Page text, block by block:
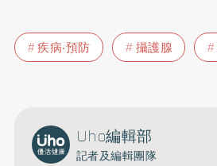
疾病‧預防 攝護腺
Uho編輯部
記者及編輯團隊